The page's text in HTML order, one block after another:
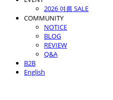
2026 여름 SALE
COMMUNITY
NOTICE
BLOG
REVIEW
Q&A
B2B
English